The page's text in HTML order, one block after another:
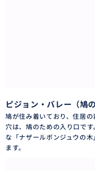
ピジョン・バレー（鳩の
鳩が住み着いており、住居
穴は、鳩のための入り口で
な「ナザールボンジュウの
ます。